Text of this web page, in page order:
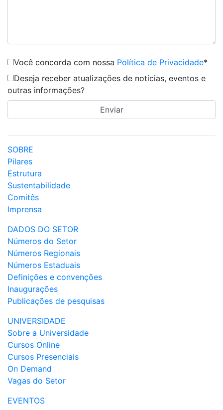
Você concorda com nossa Política de Privacidade*
Deseja receber atualizações de notícias, eventos e
outras informações?
SOBRE
Pilares
Estrutura
Sustentabilidade
Comitês
Imprensa
DADOS DO SETOR
Números do Setor
Números Regionais
Números Estaduais
Definições e convenções
Inaugurações
Publicações de pesquisas
UNIVERSIDADE
Sobre a Universidade
Cursos Online
Cursos Presenciais
On Demand
Vagas do Setor
EVENTOS